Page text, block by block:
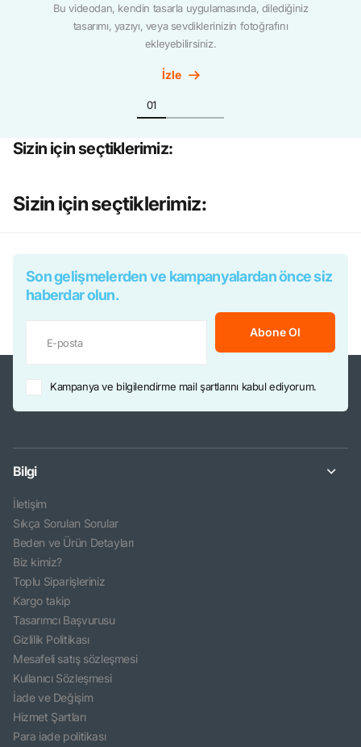
Bu videodan, kendin tasarla uygulamasında, dilediğiniz
tasarımı, yazıyı, veya sevdiklerinizin fotoğrafını
ekleyebilirsiniz.
İzle
Sizin için seçtiklerimiz:
Sizin için seçtiklerimiz:
Son gelişmelerden ve kampanyalardan önce siz
haberdar olun.
Abone Ol
Kampanya ve bilgilendirme mail şartlarını kabul ediyorum.
Bilgi
İletişim
Sıkça Sorulan Sorular
Beden ve Ürün Detayları
Biz kimiz?
Toplu Siparişleriniz
Kargo takip
Tasarımcı Başvurusu
Gizlilik Politikası
Mesafeli satış sözleşmesi
Kullanıcı Sözleşmesi
İade ve Değişim
Hizmet Şartları
Para iade politikası